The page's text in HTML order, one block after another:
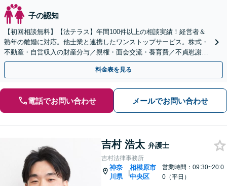
子の認知
【初回相談無料】【法テラス】年間100件以上の相談実績！経営者＆
熟年の離婚に対応。他士業と連携したワンストップサービス。株式・
不動産・自営収入の財産分与／親権・面会交流・養育費／不貞慰謝料
などの解決へ尽力【子連れ相談】【日本大通り駅2分】
料金表を見る
電話でお問い合わせ メールでお問い合わせ
吉村 浩太 弁護士
吉村法律事務所
神奈
川県
|
相模原市
中央区
営業時間：09:30~20:0
0（平日）